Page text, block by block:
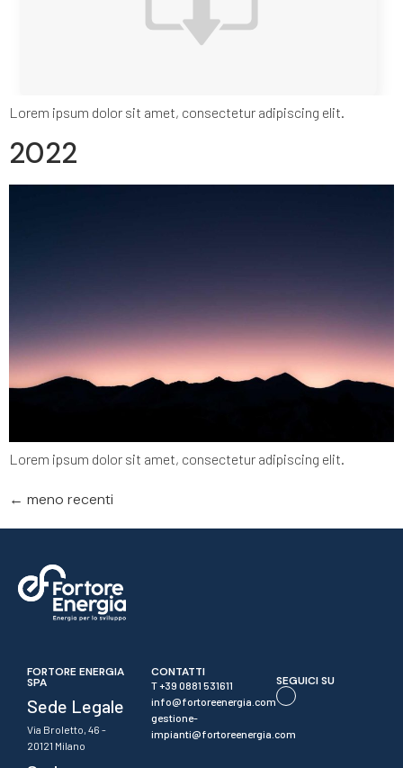
Lorem ipsum dolor sit amet, consectetur adipiscing elit.
2022
Lorem ipsum dolor sit amet, consectetur adipiscing elit.
← meno recenti
FORTORE ENERGIA
SPA
Sede Legale
Via Broletto, 46 -
20121 Milano
CONTATTI
T +39 0881 531611
info@fortoreenergia.com
gestione-
impianti@fortoreenergia.com
SEGUICI SU